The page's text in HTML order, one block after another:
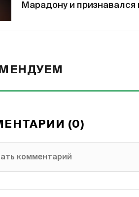
Марадону и
(0)
комментарий